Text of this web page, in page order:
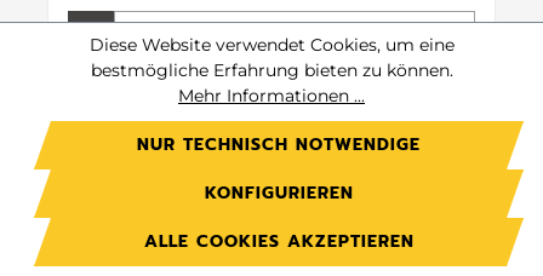
Preis auf Anfrage.
Jetzt anmelden
Preise exkl. MwSt. zzgl. Versandkosten
Diese Website verwendet Cookies, um eine
bestmögliche Erfahrung bieten zu können.
Mehr Informationen ...
NUR TECHNISCH NOTWENDIGE
KONFIGURIEREN
ALLE COOKIES AKZEPTIEREN